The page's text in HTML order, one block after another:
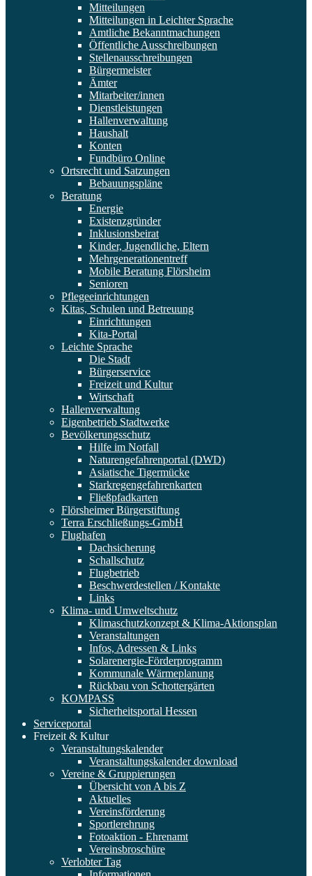
Mitteilungen
Mitteilungen in Leichter Sprache
Amtliche Bekanntmachungen
Öffentliche Ausschreibungen
Stellenausschreibungen
Bürgermeister
Ämter
Mitarbeiter/innen
Dienstleistungen
Hallenverwaltung
Haushalt
Konten
Fundbüro Online
Ortsrecht und Satzungen
Bebauungspläne
Beratung
Energie
Existenzgründer
Inklusionsbeirat
Kinder, Jugendliche, Eltern
Mehrgenerationentreff
Mobile Beratung Flörsheim
Senioren
Pflegeeinrichtungen
Kitas, Schulen und Betreuung
Einrichtungen
Kita-Portal
Leichte Sprache
Die Stadt
Bürgerservice
Freizeit und Kultur
Wirtschaft
Hallenverwaltung
Eigenbetrieb Stadtwerke
Bevölkerungsschutz
Hilfe im Notfall
Naturengefahrenportal (DWD)
Asiatische Tigermücke
Starkregengefahrenkarten
Fließpfadkarten
Flörsheimer Bürgerstiftung
Terra Erschließungs-GmbH
Flughafen
Dachsicherung
Schallschutz
Flugbetrieb
Beschwerdestellen / Kontakte
Links
Klima- und Umweltschutz
Klimaschutzkonzept & Klima-Aktionsplan
Veranstaltungen
Infos, Adressen & Links
Solarenergie-Förderprogramm
Kommunale Wärmeplanung
Rückbau von Schottergärten
KOMPASS
Sicherheitsportal Hessen
Serviceportal
Freizeit & Kultur
Veranstaltungskalender
Veranstaltungskalender download
Vereine & Gruppierungen
Übersicht von A bis Z
Aktuelles
Vereinsförderung
Sportlerehrung
Fotoaktion - Ehrenamt
Vereinsbroschüre
Verlobter Tag